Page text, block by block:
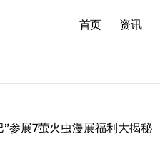
代购揭秘创新科技新亮点速围
先剧透！手机管家揭秘折叠
制主题潮翻天
美化神器
星风尚来了！
首页 资讯
”参展7萤火虫漫展福利大揭秘